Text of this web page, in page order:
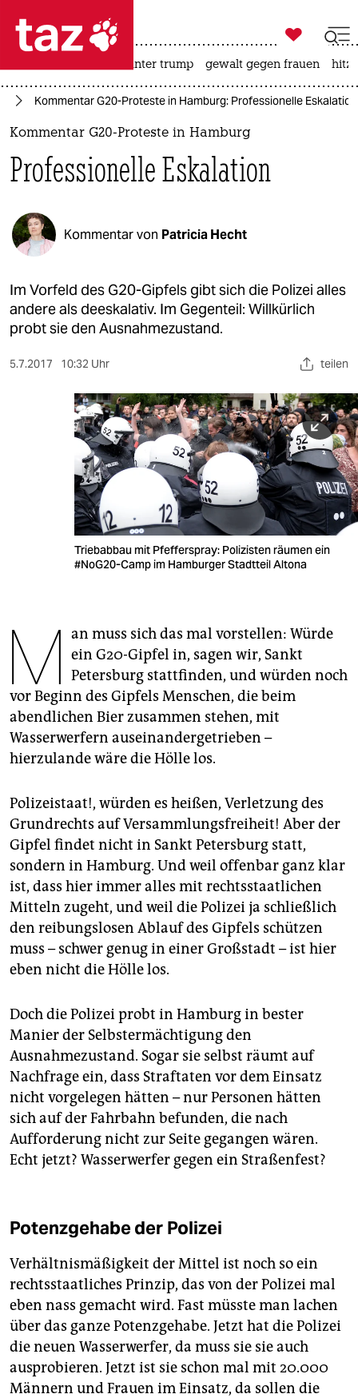
 taz zahl ich
taz zahl ich
politik
öko
gesellschaft
kultur
sport
berlin
wahrheit
veranstaltungen
unterstützen
abo
genossenschaft
epaper login

taz zahl ich
usa unter trump gewalt gegen frauen hitze
Kommentar G20-Proteste in Hamburg: Professionelle Eskalation
Kommentar G20-Proteste in Hamburg
Professionelle Eskalation
Kommentar von Patricia Hecht
Im Vorfeld des G20-Gipfels gibt sich die Polizei alles
andere als deeskalativ. Im Gegenteil: Willkürlich
probt sie den Ausnahmezustand.
5.7.2017 10:32 Uhr teilen
Triebabbau mit Pfefferspray: Polizisten räumen ein
#NoG20-Camp im Hamburger Stadtteil Altona
M an muss sich das mal vorstellen: Würde
ein G20-Gipfel in, sagen wir, Sankt
Petersburg stattfinden, und würden noch
vor Beginn des Gipfels Menschen, die beim
abendlichen Bier zusammen stehen, mit
Wasserwerfern auseinandergetrieben –
hierzulande wäre die Hölle los.
Polizeistaat!, würden es heißen, Verletzung des
Grundrechts auf Versammlungsfreiheit! Aber der
Gipfel findet nicht in Sankt Petersburg statt,
sondern in Hamburg. Und weil offenbar ganz klar
ist, dass hier immer alles mit rechtsstaatlichen
Mitteln zugeht, und weil die Polizei ja schließlich
den reibungslosen Ablauf des Gipfels schützen
muss – schwer genug in einer Großstadt – ist hier
eben nicht die Hölle los.
Doch die Polizei probt in Hamburg in bester
Manier der Selbstermächtigung den
Ausnahmezustand. Sogar sie selbst räumt auf
Nachfrage ein, dass Straftaten vor dem Einsatz
nicht vorgelegen hätten – nur Personen hätten
sich auf der Fahrbahn befunden, die nach
Aufforderung nicht zur Seite gegangen wären.
Echt jetzt? Wasserwerfer gegen ein Straßenfest?
Potenzgehabe der Polizei
Verhältnismäßigkeit der Mittel ist noch so ein
rechtsstaatliches Prinzip, das von der Polizei mal
eben nass gemacht wird. Fast müsste man lachen
über das ganze Potenzgehabe. Jetzt hat die Polizei
die neuen Wasserwerfer, da muss sie sie auch
ausprobieren. Jetzt ist sie schon mal mit 20.000
Männern und Frauen im Einsatz, da sollen die